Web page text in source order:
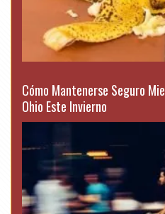
Cómo Mantenerse Seguro
Ohio Este Invierno